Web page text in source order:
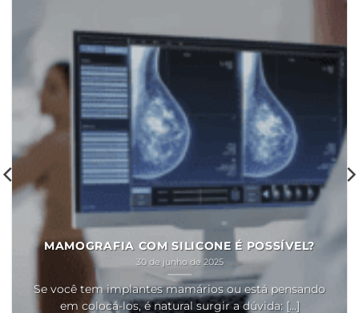
MAMOGRAFIA COM SILICONE É POSSÍVEL?
30 de junho de 2025
Se você tem implantes mamários ou está pensando
em colocá-los, é natural surgir a dúvida: [...]